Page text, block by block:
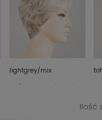
lightgrey/mix
Ilość